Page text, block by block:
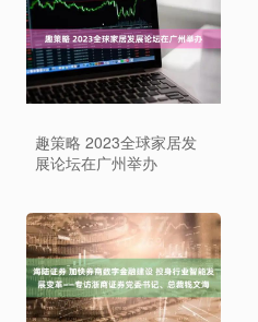
趣策略 2023全球家居发
展论坛在广州举办